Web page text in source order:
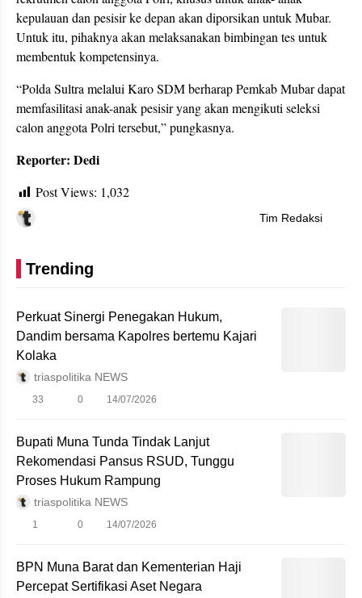
kepulauan dan pesisir ke depan akan diporsikan untuk Mubar.
Untuk itu, pihaknya akan melaksanakan bimbingan tes untuk
membentuk kompetensinya.
“Polda Sultra melalui Karo SDM berharap Pemkab Mubar dapat
memfasilitasi anak-anak pesisir yang akan mengikuti seleksi
calon anggota Polri tersebut,” pungkasnya.
Reporter: Dedi
Post Views: 1,032
Tim Redaksi
Trending
Perkuat Sinergi Penegakan Hukum,
Dandim bersama Kapolres bertemu Kajari
Kolaka
triaspolitika NEWS
33 0 14/07/2026
Bupati Muna Tunda Tindak Lanjut
Rekomendasi Pansus RSUD, Tunggu
Proses Hukum Rampung
triaspolitika NEWS
1 0 14/07/2026
BPN Muna Barat dan Kementerian Haji
Percepat Sertifikasi Aset Negara